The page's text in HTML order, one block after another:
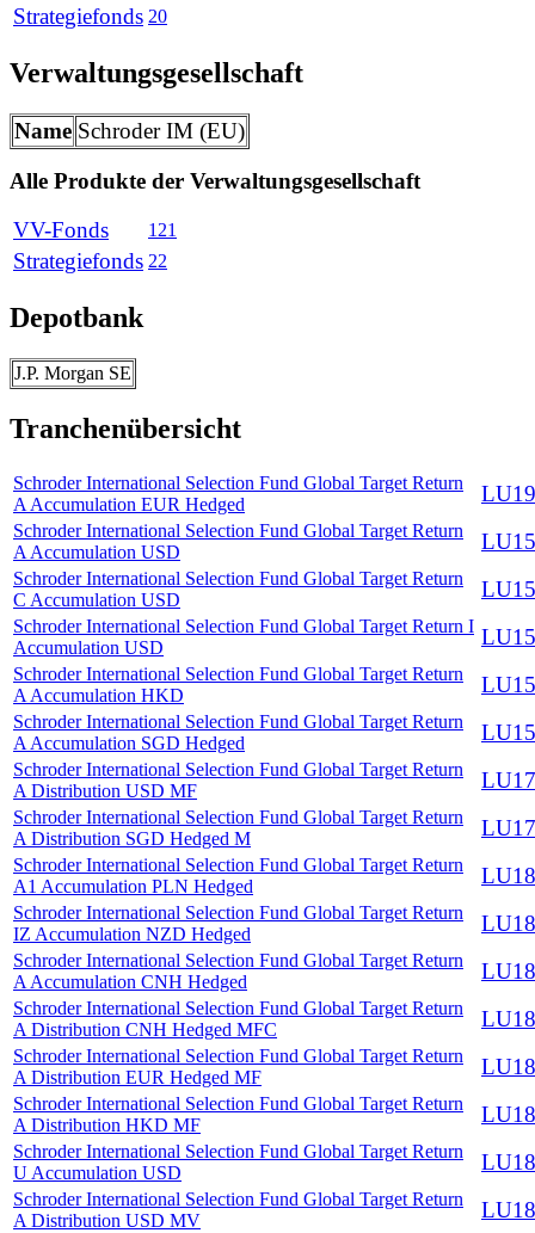
Strategiefonds 20
Verwaltungsgesellschaft
Name Schroder IM (EU)
Alle Produkte der Verwaltungsgesellschaft
VV-Fonds
121
Strategiefonds 22
Depotbank
J.P. Morgan SE
Tranchenübersicht
Schroder International Selection Fund Global Target Return
A Accumulation EUR Hedged
Schroder International Selection Fund Global Target Return
A Accumulation USD
Schroder International Selection Fund Global Target Return
C Accumulation USD
Schroder International Selection Fund Global Target Return I
Accumulation USD
Schroder International Selection Fund Global Target Return
A Accumulation HKD
Schroder International Selection Fund Global Target Return
A Accumulation SGD Hedged
Schroder International Selection Fund Global Target Return
A Distribution USD MF
Schroder International Selection Fund Global Target Return
A Distribution SGD Hedged M
Schroder International Selection Fund Global Target Return
A1 Accumulation PLN Hedged
Schroder International Selection Fund Global Target Return
IZ Accumulation NZD Hedged
Schroder International Selection Fund Global Target Return
A Accumulation CNH Hedged
Schroder International Selection Fund Global Target Return
A Distribution CNH Hedged MFC
Schroder International Selection Fund Global Target Return
A Distribution EUR Hedged MF
Schroder International Selection Fund Global Target Return
A Distribution HKD MF
Schroder International Selection Fund Global Target Return
U Accumulation USD
Schroder International Selection Fund Global Target Return
A Distribution USD MV